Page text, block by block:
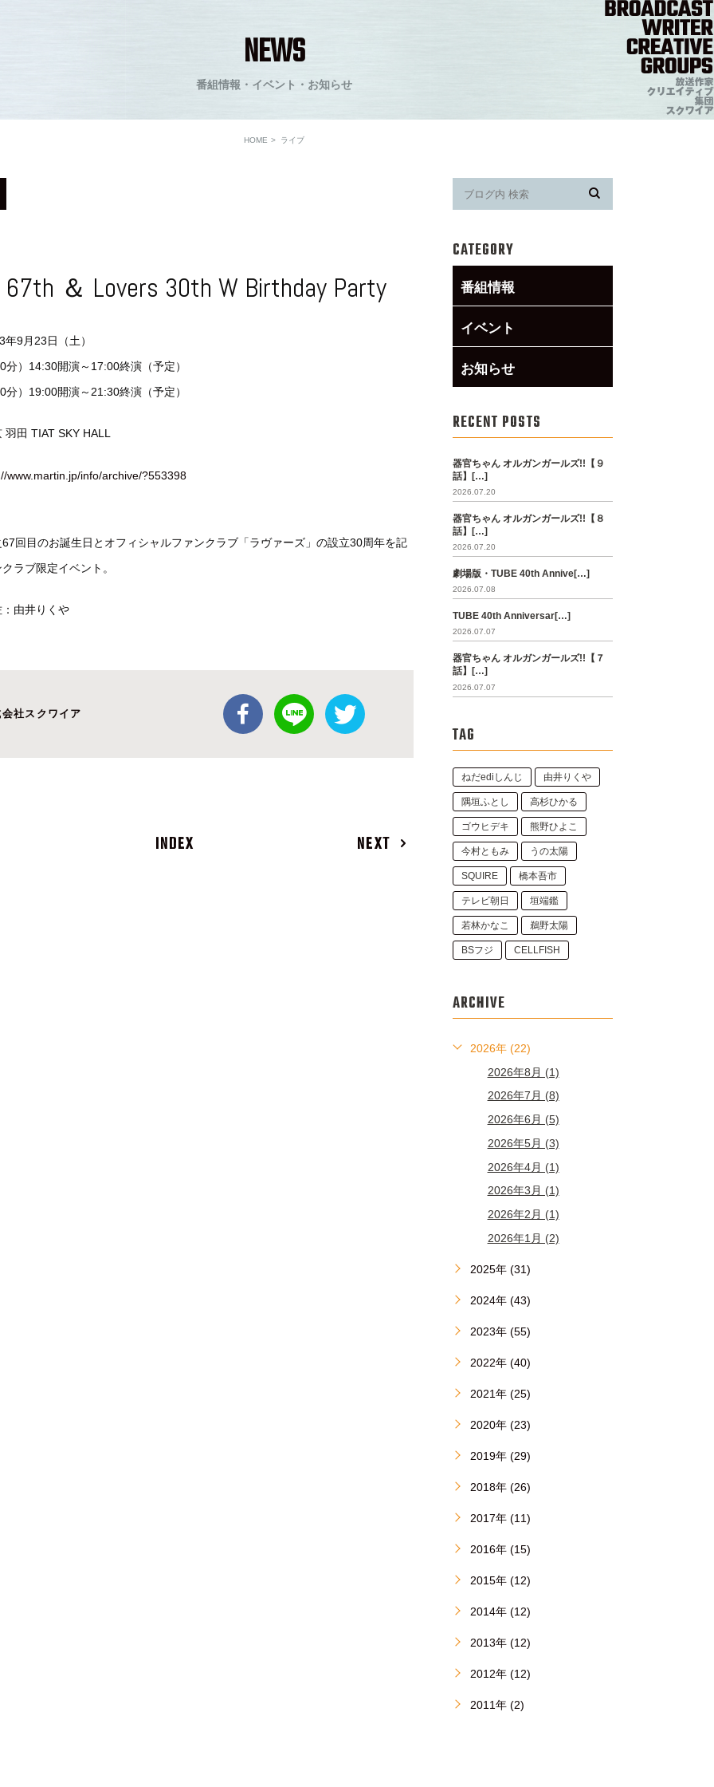
NEWS
番組情報・イベント・お知らせ
HOME ライブ
＆ Lovers 30th W Birthday Party
9月23日（土）
分）14:30開演～17:00終演（予定）
分）19:00開演～21:30終演（予定）
羽田 TIAT SKY HALL
www.martin.jp/info/archive/?553398
回目のお誕生日とオフィシャルファンクラブ「ラヴァーズ」の設立30周年を記
ラブ限定イベント。
由井りくや
社スクワイア
INDEX NEXT
CATEGORY
番組情報
イベント
お知らせ
RECENT POSTS
器官ちゃん オルガンガールズ!!【９
話】[…]
2026.07.20
器官ちゃん オルガンガールズ!!【８
話】[…]
2026.07.20
劇場版・TUBE 40th Annive[…]
2026.07.08
TUBE 40th Anniversar[…]
2026.07.07
器官ちゃん オルガンガールズ!!【７
話】[…]
2026.07.07
TAG
ねだediしんじ 由井りくや
隅垣ふとし 高杉ひかる
ゴウヒデキ 熊野ひよこ
今村ともみ うの太陽
SQUIRE 橋本吾市
テレビ朝日 垣端鑑
若林かなこ 鵜野太陽
BSフジ CELLFISH
ARCHIVE
2026年 (22)
2026年8月 (1)
2026年7月 (8)
2026年6月 (5)
2026年5月 (3)
2026年4月 (1)
2026年3月 (1)
2026年2月 (1)
2026年1月 (2)
2025年 (31)
2024年 (43)
2023年 (55)
2022年 (40)
2021年 (25)
2020年 (23)
2019年 (29)
2018年 (26)
2017年 (11)
2016年 (15)
2015年 (12)
2014年 (12)
2013年 (12)
2012年 (12)
2011年 (2)